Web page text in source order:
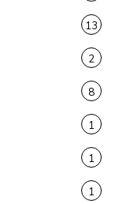
13
2
8
1
1
1